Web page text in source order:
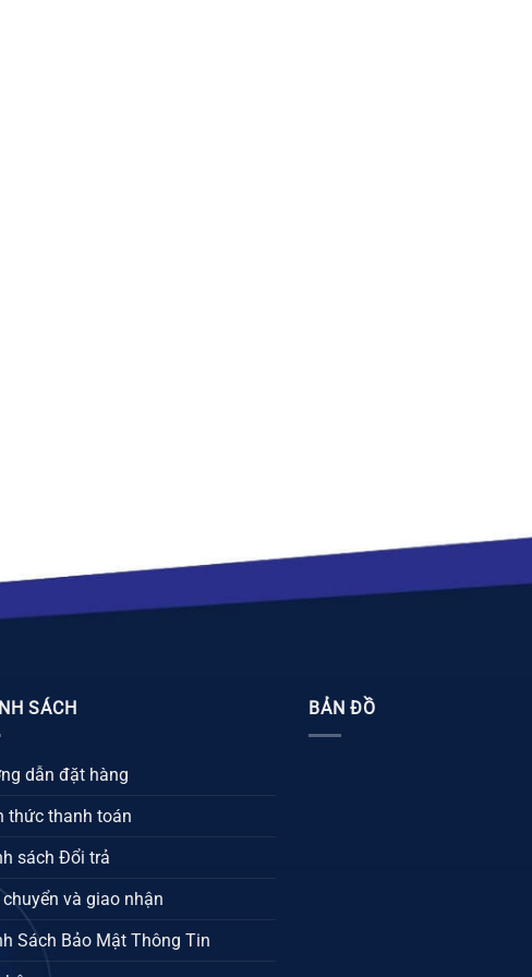
SÁCH
dẫn đặt hàng
thức thanh toán
sách Đổi trả
và giao nhận
Sách Bảo Mật Thông Tin
BẢN ĐỒ